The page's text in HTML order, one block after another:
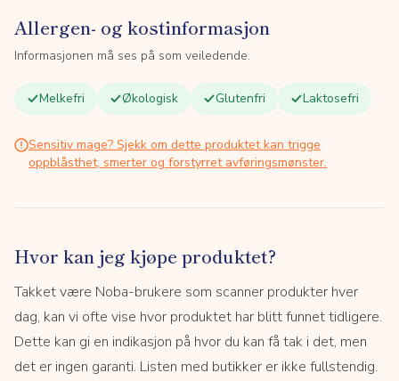
Allergen- og kostinformasjon
Informasjonen må ses på som veiledende.
Melkefri Økologisk Glutenfri Laktosefri
Sensitiv mage? Sjekk om dette produktet kan trigge
oppblåsthet, smerter og forstyrret avføringsmønster.
Hvor kan jeg kjøpe produktet?
Takket være Noba-brukere som scanner produkter hver
dag, kan vi ofte vise hvor produktet har blitt funnet tidligere.
Dette kan gi en indikasjon på hvor du kan få tak i det, men
det er ingen garanti. Listen med butikker er ikke fullstendig.